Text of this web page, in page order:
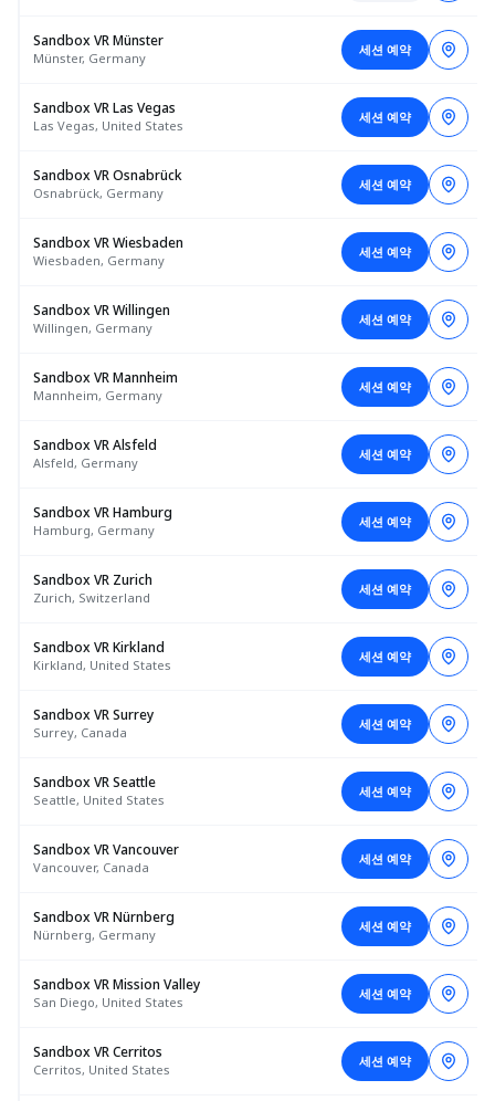
Sandbox VR Münster
Münster, Germany
세션 예약
Sandbox VR Las Vegas
Las Vegas, United States
세션 예약
Sandbox VR Osnabrück
Osnabrück, Germany
세션 예약
Sandbox VR Wiesbaden
Wiesbaden, Germany
세션 예약
Sandbox VR Willingen
Willingen, Germany
세션 예약
Sandbox VR Mannheim
Mannheim, Germany
세션 예약
Sandbox VR Alsfeld
Alsfeld, Germany
세션 예약
Sandbox VR Hamburg
Hamburg, Germany
세션 예약
Sandbox VR Zurich
Zurich, Switzerland
세션 예약
Sandbox VR Kirkland
Kirkland, United States
세션 예약
Sandbox VR Surrey
Surrey, Canada
세션 예약
Sandbox VR Seattle
Seattle, United States
세션 예약
Sandbox VR Vancouver
Vancouver, Canada
세션 예약
Sandbox VR Nürnberg
Nürnberg, Germany
세션 예약
Sandbox VR Mission Valley
San Diego, United States
세션 예약
Sandbox VR Cerritos
Cerritos, United States
세션 예약